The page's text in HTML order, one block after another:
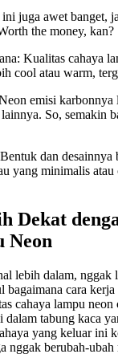
juga awet banget,
the money, kan?
Kualitas cahaya
cool atau warm,
emisi karbonnya
So, semakin
dan desainnya
yang minimalis
Dekat
Neon
lebih dalam, nggak
bagaimana cara
cahaya lampu neon
dalam tabung kaca
yang keluar ini
nggak berubah-